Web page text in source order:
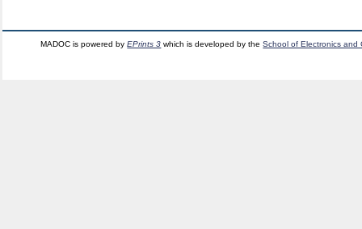
MADOC is powered byEPrints 3 which is developed by theSchool of Electronics and